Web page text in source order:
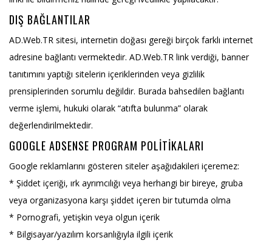
DIŞ BAĞLANTILAR
AD.Web.TR sitesi, internetin doğası gereği birçok farklı internet
adresine bağlantı vermektedir. AD.Web.TR link verdiği, banner
tanıtımını yaptığı sitelerin içeriklerinden veya gizlilik
prensiplerinden sorumlu değildir. Burada bahsedilen bağlantı
verme işlemi, hukuki olarak “atıfta bulunma” olarak
değerlendirilmektedir.
GOOGLE ADSENSE PROGRAM POLITIKALARI
Google reklamlarını gösteren siteler aşağıdakileri içeremez:
* Şiddet içeriği, ırk ayrımcılığı veya herhangi bir bireye, gruba
veya organizasyona karşı şiddet içeren bir tutumda olma
* Pornografi, yetişkin veya olgun içerik
* Bilgisayar/yazılım korsanlığıyla ilgili içerik